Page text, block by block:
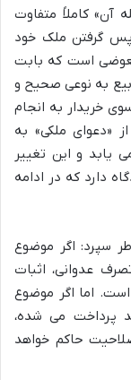
آن» کاملاً متفاوت
پس گرفتن ملک خود
است که بابت
به نوعی صحیح و
خریدار به انجام
«دعوای ملکی» به
یابد و این تغییر
دارد که در ادامه
سپرد: اگر موضوع
عدوانی، اثبات
اما اگر موضوع
پرداخت می شده،
حاکم خواهد